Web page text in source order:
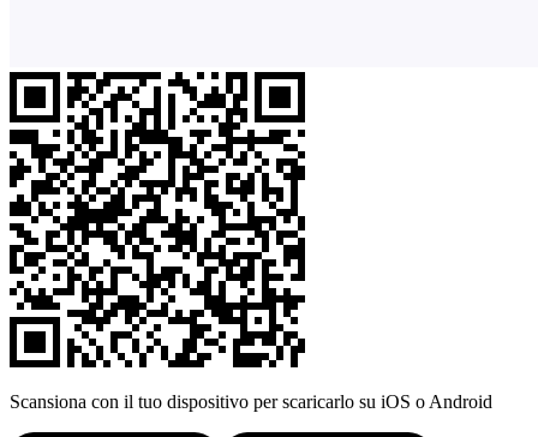
Scansiona con il tuo dispositivo per scaricarlo su iOS o Android